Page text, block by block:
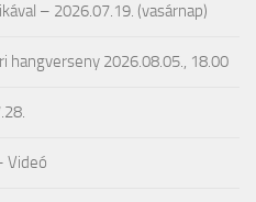
– 2026.07.19. (vasárnap)
2026.08.05., 18.00
Videó